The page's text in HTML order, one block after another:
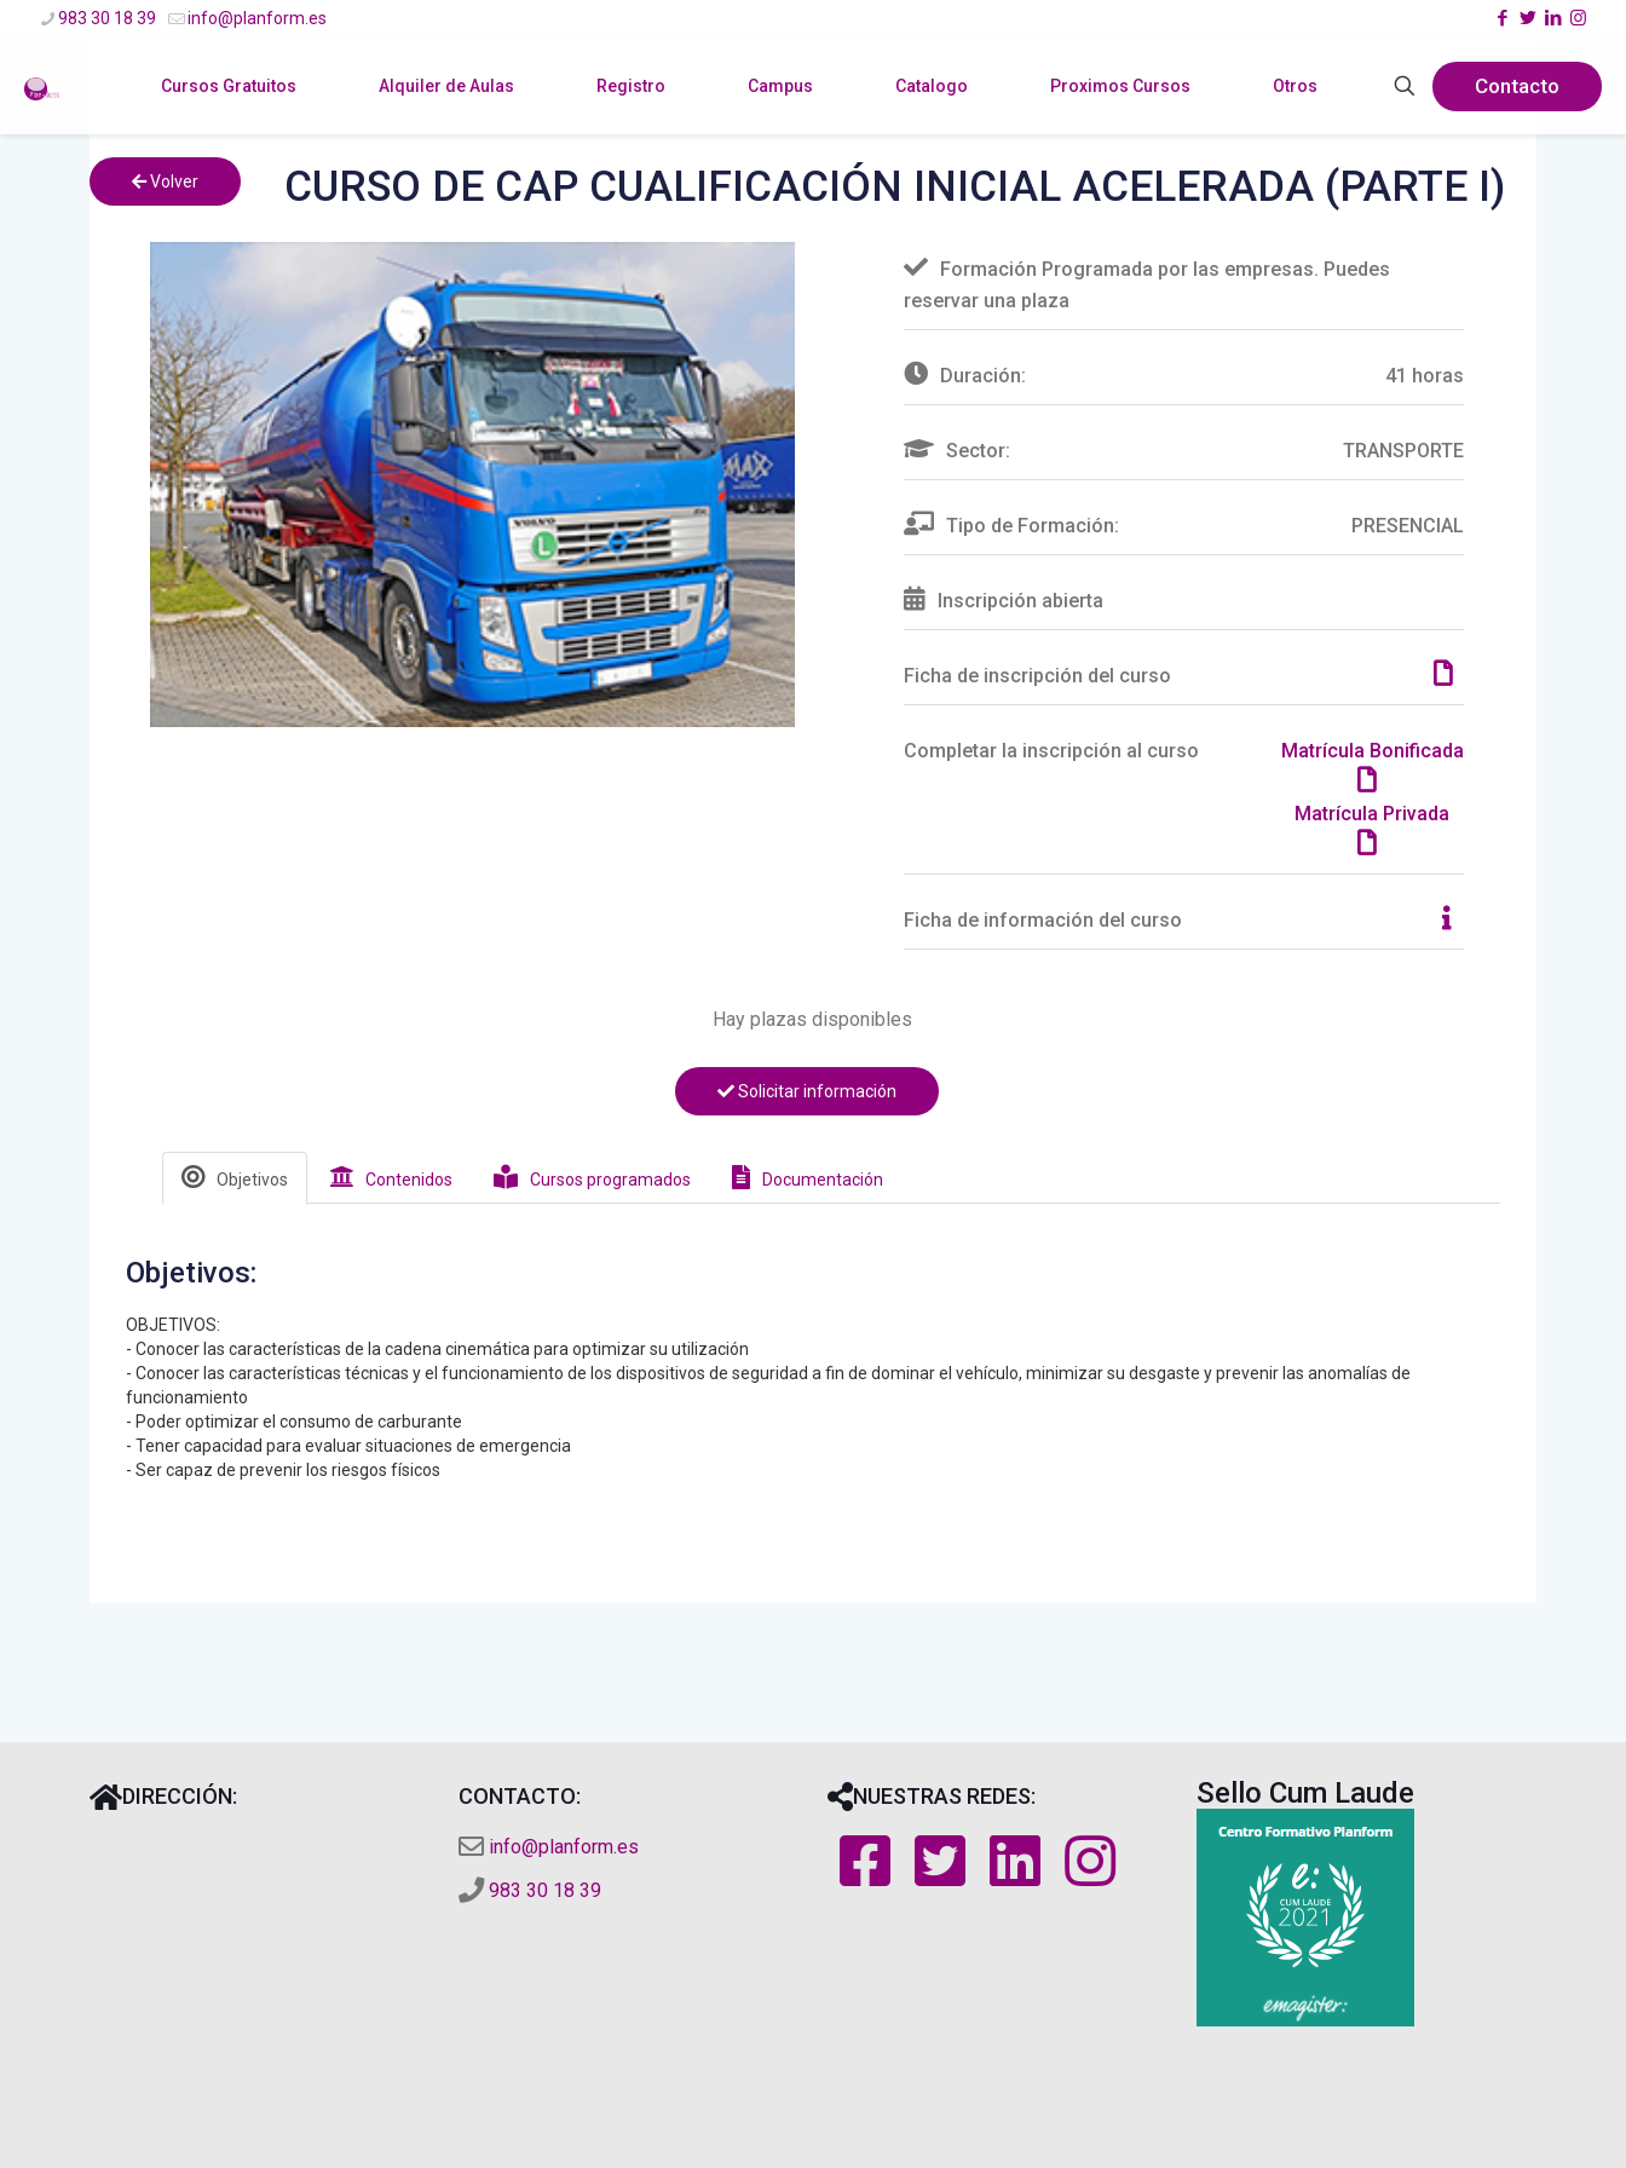
983 30 18 39 info@planform.es
Cursos Gratuitos Alquiler de Aulas Registro Campus Catalogo Proximos Cursos Otros Contacto
Volver CURSO DE CAP CUALIFICACIÓN INICIAL ACELERADA (PARTE I)
Formación Programada por las empresas. Puedes
reservar una plaza
Duración: 41 horas
Sector: TRANSPORTE
Tipo de Formación: PRESENCIAL
Inscripción abierta
Ficha de inscripción del curso
Completar la inscripción al curso Matrícula Bonificada
Matrícula Privada
Ficha de información del curso
Hay plazas disponibles
Solicitar información
Objetivos Contenidos Cursos programados Documentación
Objetivos:
OBJETIVOS:
- Conocer las características de la cadena cinemática para optimizar su utilización
- Conocer las características técnicas y el funcionamiento de los dispositivos de seguridad a fin de dominar el vehículo, minimizar su desgaste y prevenir las anomalías de
funcionamiento
- Poder optimizar el consumo de carburante
- Tener capacidad para evaluar situaciones de emergencia
- Ser capaz de prevenir los riesgos físicos
DIRECCIÓN: CONTACTO:
info@planform.es
983 30 18 39
NUESTRAS REDES: Sello Cum Laude